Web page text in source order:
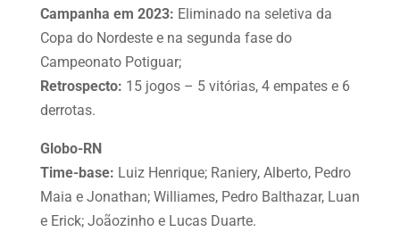
Campanha em 2023: Eliminado na seletiva da
Copa do Nordeste e na segunda fase do
Campeonato Potiguar;
Retrospecto: 15 jogos – 5 vitórias, 4 empates e 6
derrotas.
Globo-RN
Time-base: Luiz Henrique; Raniery, Alberto, Pedro
Maia e Jonathan; Williames, Pedro Balthazar, Luan
e Erick; Joãozinho e Lucas Duarte.